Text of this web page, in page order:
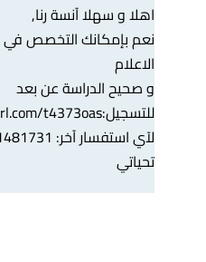
اهلا و سهلا آنسة رنا,
نعم بإمكانك التخصص في
الاعلام
و صحيح الدراسة عن بعد
للتسجيل:t4373oas
لآي استفسار آخر: 201221481731+
تحياتي